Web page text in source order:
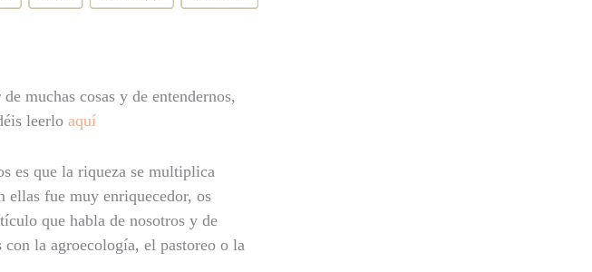
muchas cosas y de entendernos,
leerlo aquí
es que la riqueza se multiplica
ellas fue muy enriquecedor, os
que habla de nosotros y de
la agroecología, el pastoreo o la